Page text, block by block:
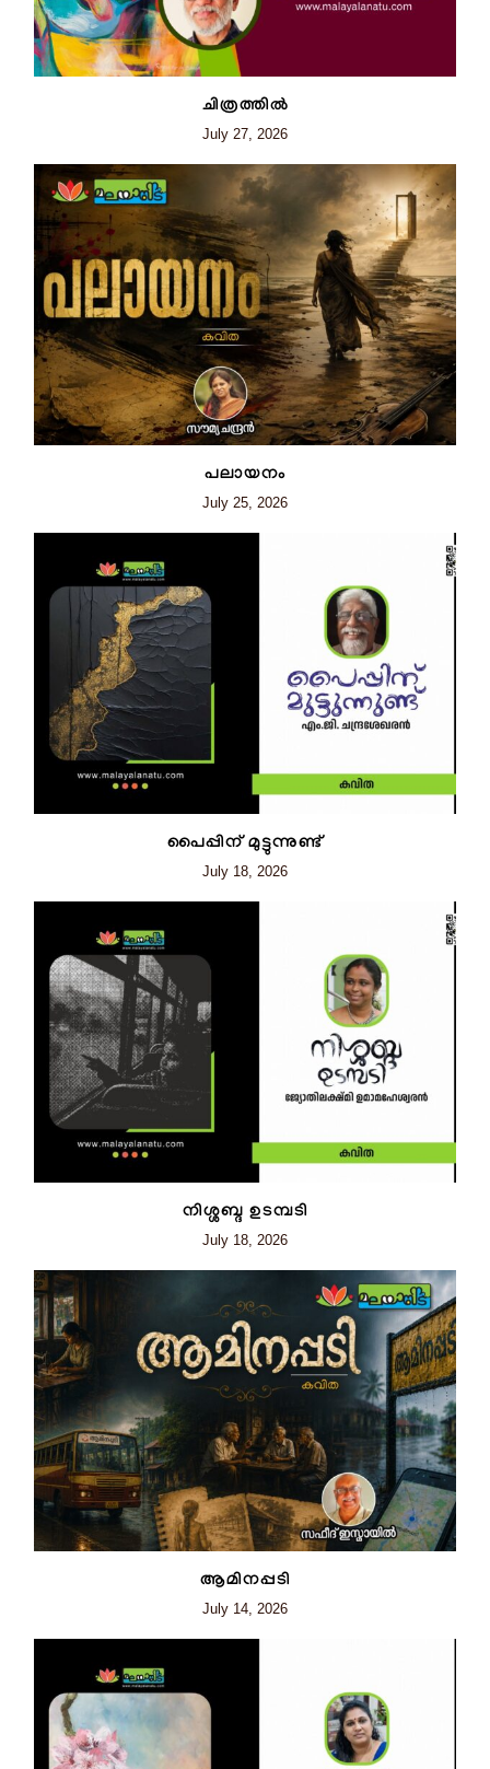
ചിത്രത്തില്‍
July 27, 2026
പലായനം
July 25, 2026
പൈപ്പിന് മുട്ടുന്നുണ്ട്
July 18, 2026
നിശ്ശബ്ദ ഉടമ്പടി
July 18, 2026
ആമിനപ്പടി
July 14, 2026